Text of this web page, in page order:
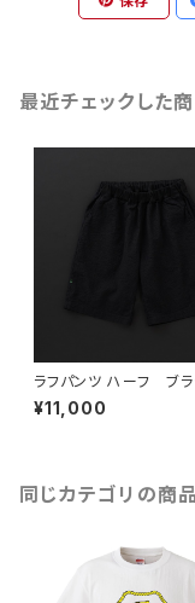
最近チェックした
ラフパンツ ハーフ ブラ
¥11,000
同じカテゴリの商品